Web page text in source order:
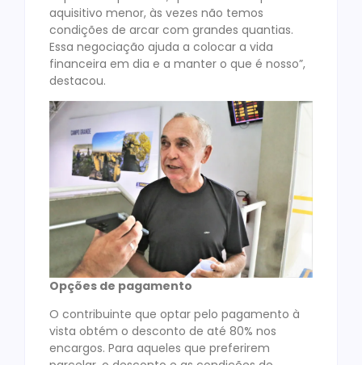
aquisitivo menor, às vezes não temos
condições de arcar com grandes quantias.
Essa negociação ajuda a colocar a vida
financeira em dia e a manter o que é nosso”,
destacou.
Opções de pagamento
O contribuinte que optar pelo pagamento à
vista obtém o desconto de até 80% nos
encargos. Para aqueles que preferirem